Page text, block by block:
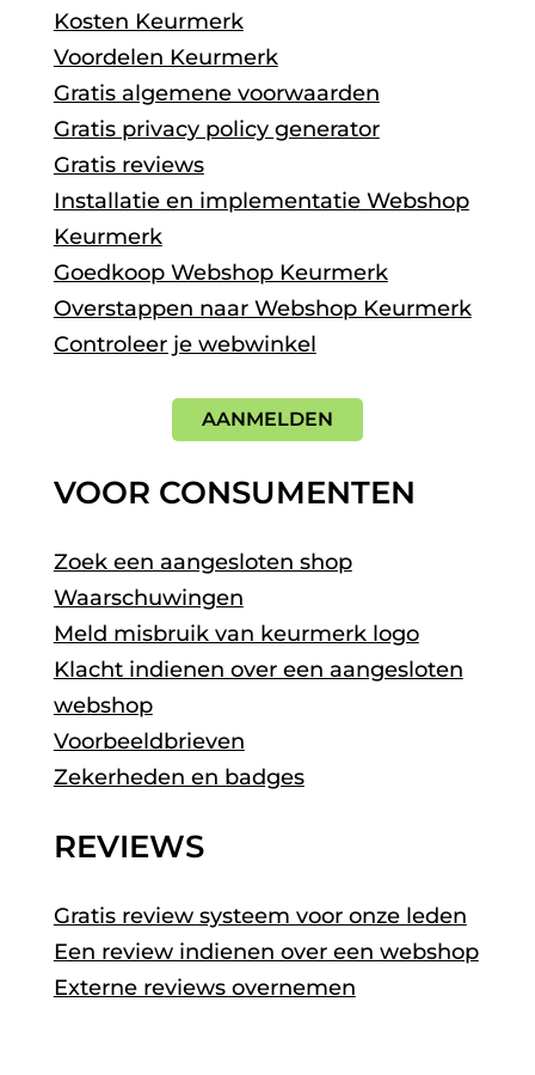
Kosten Keurmerk
Voordelen Keurmerk
Gratis algemene voorwaarden
Gratis privacy policy generator
Gratis reviews
Installatie en implementatie Webshop
Keurmerk
Goedkoop Webshop Keurmerk
Overstappen naar Webshop Keurmerk
Controleer je webwinkel
AANMELDEN
VOOR CONSUMENTEN
Zoek een aangesloten shop
Waarschuwingen
Meld misbruik van keurmerk logo
Klacht indienen over een aangesloten
webshop
Voorbeeldbrieven
Zekerheden en badges
REVIEWS
Gratis review systeem voor onze leden
Een review indienen over een webshop
Externe reviews overnemen